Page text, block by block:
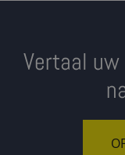
Vertaal